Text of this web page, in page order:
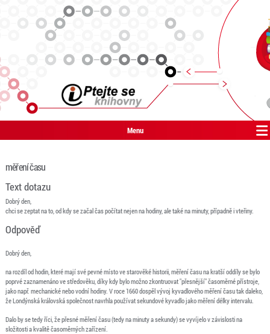
Menu
měření času
Text dotazu
Dobrý den,
chci se zeptat na to, od kdy se začal čas počítat nejen na hodiny, ale také na minuty, případně i vteřiny.
Odpověď
Dobrý den,
na rozdíl od hodin, které mají své pevné místo ve starověké historii, měření času na kratší oddíly se bylo
poprvé zaznamenáno ve středověku, díky kdy bylo možno zkontruovat "přesnější" časoměrné přístroje,
jako např. mechanické nebo vodní hodiny. V roce 1660 dospěl vývoj kyvadlového měření času tak daleko,
že Londýnská královská společnost navrhla používat sekundové kyvadlo jako měření délky intervalu.
Dalo by se tedy říci, že přesné měření času (tedy na minuty a sekundy) se vyvíjelo v závislosti na
složitosti a kvalitě časoměrných zařízení.